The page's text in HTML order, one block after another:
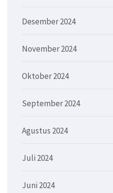
Desember 2024
November 2024
Oktober 2024
September 2024
Agustus 2024
Juli 2024
Juni 2024